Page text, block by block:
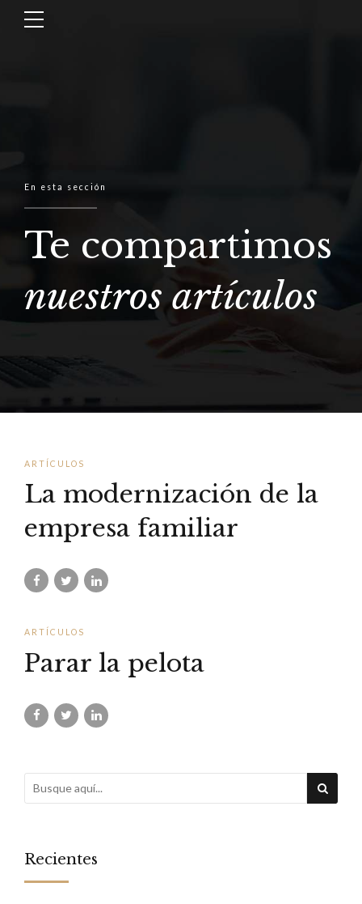
En esta sección
Te compartimos
nuestros artículos
ARTÍCULOS
La modernización de la
empresa familiar
ARTÍCULOS
Parar la pelota
Recientes